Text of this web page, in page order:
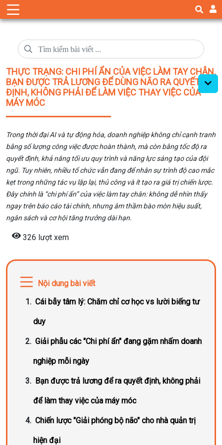
THỰC TRẠNG: CHI PHÍ ẨN CỦA VIỆC LÀM TAY CHÂN.
BẠN ĐƯỢC TRẢ LƯƠNG ĐỂ DÙNG NÃO RA QUYẾT
ĐỊNH, KHÔNG PHẢI ĐỂ LÀM VIỆC THAY VIỆC CỦA
MÁY MÓC
Trong thời đại AI và tự động hóa, doanh nghiệp không chỉ cạnh tranh
bằng số lượng công việc được hoàn thành, mà còn bằng tốc độ ra
quyết định, khả năng tối ưu quy trình và năng lực sáng tạo của đội
ngũ. Tuy nhiên, nhiều tổ chức vẫn đang để nhân sự trình độ cao mắc
kẹt trong những tác vụ lặp lại, thủ công và ít tạo ra giá trị chiến lược.
Đây chính là “chi phí ẩn” của việc làm tay chân: không dễ nhìn thấy
ngay trên báo cáo tài chính, nhưng âm thầm bào mòn hiệu suất,
ngân sách và cơ hội tăng trưởng dài hạn.
326 lượt xem
Nội dung bài viết
Cái bẫy tâm lý: Chăm chỉ cơ học vs lười biếng tư
duy
Giải phẫu các "Chi phí ẩn" đang gặm nhấm doanh
nghiệp mỗi ngày
Bạn được trả lương để ra quyết định, không phải
để làm thay việc của máy móc
Chiến lược "Giải phóng bộ não" cho nhà quản trị
hiện đại